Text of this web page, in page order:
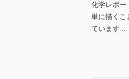
化学レポー
単に描くこ
ています...